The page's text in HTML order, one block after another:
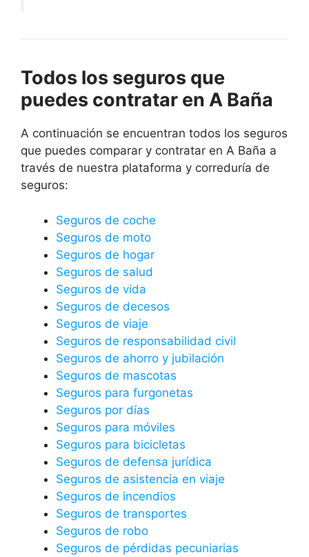
Todos los seguros que
puedes contratar en A Baña
A continuación se encuentran todos los seguros
que puedes comparar y contratar en A Baña a
través de nuestra plataforma y correduría de
seguros:
Seguros de coche
Seguros de moto
Seguros de hogar
Seguros de salud
Seguros de vida
Seguros de decesos
Seguros de viaje
Seguros de responsabilidad civil
Seguros de ahorro y jubilación
Seguros de mascotas
Seguros para furgonetas
Seguros por días
Seguros para móviles
Seguros para bicicletas
Seguros de defensa jurídica
Seguros de asistencia en viaje
Seguros de incendios
Seguros de transportes
Seguros de robo
Seguros de pérdidas pecuniarias